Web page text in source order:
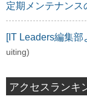
定期メンテナンス
[IT Leaders編集
uiting)
アクセスランキ